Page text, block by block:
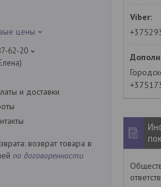
цены
62-20
и доставки
возврат товара в
по договоренности